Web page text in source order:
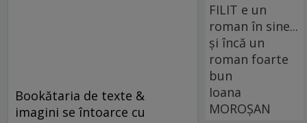
Bookătaria de texte &
imagini se întoarce cu
FILIT e un
roman în sine...
și încă un
roman foarte
bun
Ioana
MOROȘAN